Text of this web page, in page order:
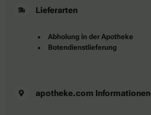
Lieferarten
Abholung in der Apotheke
Botendienstlieferung
apotheke.com Informationen